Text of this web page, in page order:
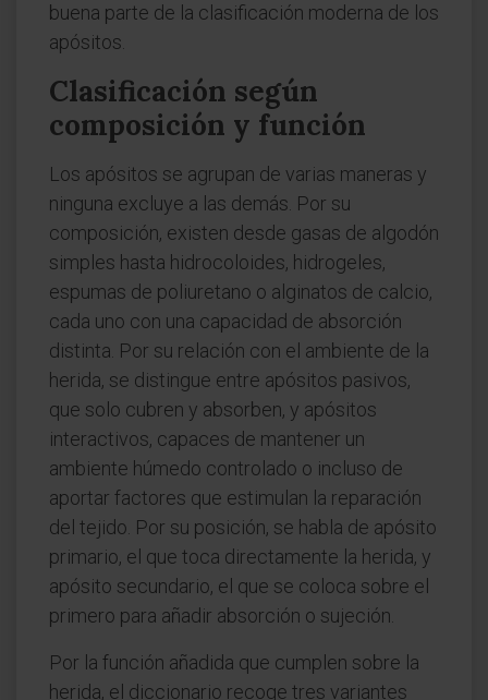
buena parte de la clasificación moderna de los
apósitos.
Clasificación según
composición y función
Los apósitos se agrupan de varias maneras y
ninguna excluye a las demás. Por su
composición, existen desde gasas de algodón
simples hasta hidrocoloides, hidrogeles,
espumas de poliuretano o alginatos de calcio,
cada uno con una capacidad de absorción
distinta. Por su relación con el ambiente de la
herida, se distingue entre apósitos pasivos,
que solo cubren y absorben, y apósitos
interactivos, capaces de mantener un
ambiente húmedo controlado o incluso de
aportar factores que estimulan la reparación
del tejido. Por su posición, se habla de apósito
primario, el que toca directamente la herida, y
apósito secundario, el que se coloca sobre el
primero para añadir absorción o sujeción.
Por la función añadida que cumplen sobre la
herida, el diccionario recoge tres variantes